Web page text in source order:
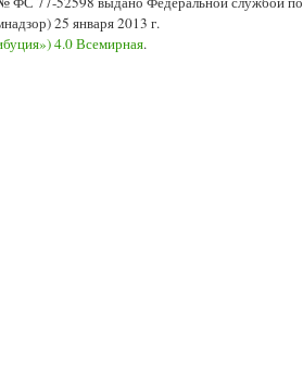
25 января 2013 г.
4.0 Всемирная.